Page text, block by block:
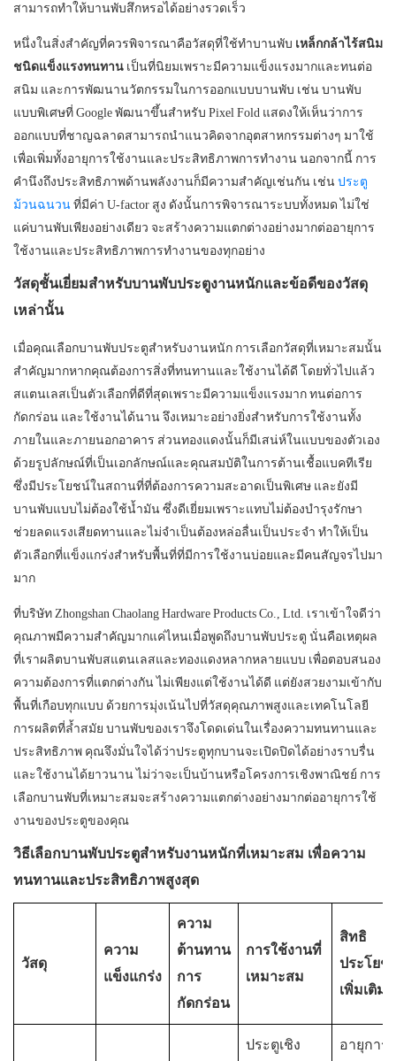
สามารถทำให้บานพับสึกหรอได้อย่างรวดเร็ว
หนึ่งในสิ่งสำคัญที่ควรพิจารณาคือวัสดุที่ใช้ทำบานพับ เหล็กกล้าไร้สนิม
ชนิดแข็งแรงทนทาน เป็นที่นิยมเพราะมีความแข็งแรงมากและทนต่อ
สนิม และการพัฒนานวัตกรรมในการออกแบบบานพับ เช่น บานพับ
แบบพิเศษที่ Google พัฒนาขึ้นสำหรับ Pixel Fold แสดงให้เห็นว่าการ
ออกแบบที่ชาญฉลาดสามารถนำแนวคิดจากอุตสาหกรรมต่างๆ มาใช้
เพื่อเพิ่มทั้งอายุการใช้งานและประสิทธิภาพการทำงาน นอกจากนี้ การ
คำนึงถึงประสิทธิภาพด้านพลังงานก็มีความสำคัญเช่นกัน เช่นประตู
ม้วนฉนวนที่มีค่า U-factor สูง ดังนั้นการพิจารณาระบบทั้งหมด ไม่ใช่
แค่บานพับเพียงอย่างเดียว จะสร้างความแตกต่างอย่างมากต่ออายุการ
ใช้งานและประสิทธิภาพการทำงานของทุกอย่าง
วัสดุชั้นเยี่ยมสำหรับบานพับประตูงานหนักและข้อดีของวัสดุ
เหล่านั้น
เมื่อคุณเลือกบานพับประตูสำหรับงานหนัก การเลือกวัสดุที่เหมาะสมนั้น
สำคัญมากหากคุณต้องการสิ่งที่ทนทานและใช้งานได้ดี โดยทั่วไปแล้ว
สแตนเลสเป็นตัวเลือกที่ดีที่สุดเพราะมีความแข็งแรงมาก ทนต่อการ
กัดกร่อน และใช้งานได้นาน จึงเหมาะอย่างยิ่งสำหรับการใช้งานทั้ง
ภายในและภายนอกอาคาร ส่วนทองแดงนั้นก็มีเสน่ห์ในแบบของตัวเอง
ด้วยรูปลักษณ์ที่เป็นเอกลักษณ์และคุณสมบัติในการต้านเชื้อแบคทีเรีย
ซึ่งมีประโยชน์ในสถานที่ที่ต้องการความสะอาดเป็นพิเศษ และยังมี
บานพับแบบไม่ต้องใช้น้ำมัน ซึ่งดีเยี่ยมเพราะแทบไม่ต้องบำรุงรักษา
ช่วยลดแรงเสียดทานและไม่จำเป็นต้องหล่อลื่นเป็นประจำ ทำให้เป็น
ตัวเลือกที่แข็งแกร่งสำหรับพื้นที่ที่มีการใช้งานบ่อยและมีคนสัญจรไปมา
มาก
ที่บริษัท Zhongshan Chaolang Hardware Products Co., Ltd. เราเข้าใจดีว่า
คุณภาพมีความสำคัญมากแค่ไหนเมื่อพูดถึงบานพับประตู นั่นคือเหตุผล
ที่เราผลิตบานพับสแตนเลสและทองแดงหลากหลายแบบ เพื่อตอบสนอง
ความต้องการที่แตกต่างกัน ไม่เพียงแต่ใช้งานได้ดี แต่ยังสวยงามเข้ากับ
พื้นที่เกือบทุกแบบ ด้วยการมุ่งเน้นไปที่วัสดุคุณภาพสูงและเทคโนโลยี
การผลิตที่ล้ำสมัย บานพับของเราจึงโดดเด่นในเรื่องความทนทานและ
ประสิทธิภาพ คุณจึงมั่นใจได้ว่าประตูทุกบานจะเปิดปิดได้อย่างราบรื่น
และใช้งานได้ยาวนาน ไม่ว่าจะเป็นบ้านหรือโครงการเชิงพาณิชย์ การ
เลือกบานพับที่เหมาะสมจะสร้างความแตกต่างอย่างมากต่ออายุการใช้
งานของประตูของคุณ
วิธีเลือกบานพับประตูสำหรับงานหนักที่เหมาะสม เพื่อความ
ทนทานและประสิทธิภาพสูงสุด
วัสดุ
ความ
แข็งแกร่ง
ความ
ต้านทาน
การ
กัดกร่อน
การใช้งานที่
เหมาะสม
สิทธิ
ประโยช
เพิ่มเติม
ประตูเชิง อายุการ